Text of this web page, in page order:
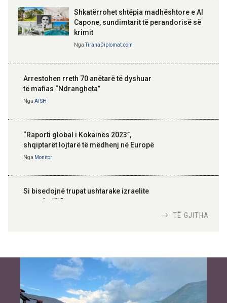
Shkatërrohet shtëpia madhështore e Al
Capone, sundimtarit të perandorisë së
krimit
NgaTiranaDiplomat.com
Arrestohen rreth 70 anëtarë të dyshuar
të mafias “Ndrangheta”
Nga ATSH
“Raporti global i Kokainës 2023”,
shqiptarët lojtarë të mëdhenj në Europë
Nga Monitor
Si bisedojnë trupat ushtarake izraelite
me robotët?
inteligjente izraelite
Or Shalom
TË GJITHA